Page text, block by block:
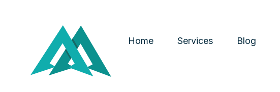
Home Services Blog